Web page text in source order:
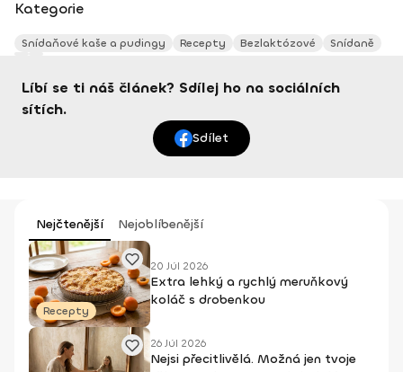
Kategorie
Snídaňové kaše a pudingy Recepty Bezlaktózové Snídaně
Líbí se ti náš článek? Sdílej ho na sociálních
sítích.
Sdílet
Nejčtenější Nejoblíbenější
Recepty
20 Júl 2026
Extra lehký a rychlý meruňkový
koláč s drobenkou
26 Júl 2026
Nejsi přecitlivělá. Možná jen tvoje